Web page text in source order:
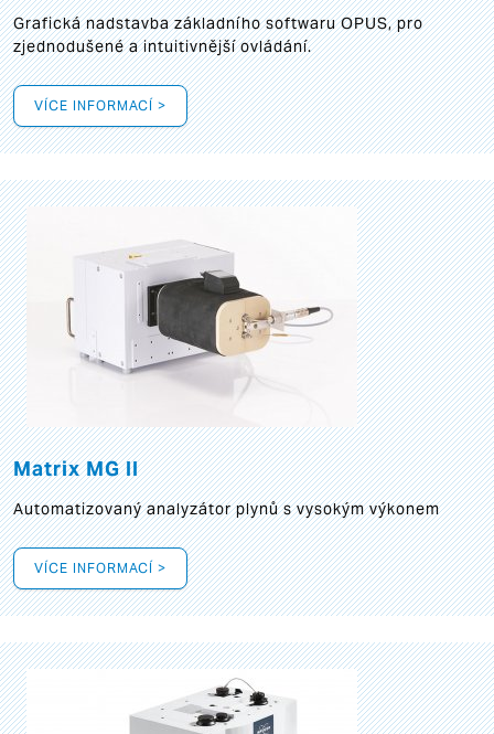
Grafickánadstavba základního softwaru OPUS, pro
zjednodušené a intuitivnější ovládání.
VÍCE INFORMACÍ >
Matrix MG II
Automatizovaný analyzátor plynů s vysokým výkonem
VÍCE INFORMACÍ >